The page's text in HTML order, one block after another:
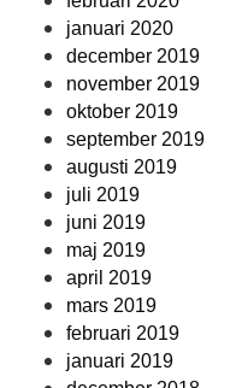
januari 2020
december 2019
november 2019
oktober 2019
september 2019
augusti 2019
juli 2019
juni 2019
maj 2019
april 2019
mars 2019
februari 2019
januari 2019